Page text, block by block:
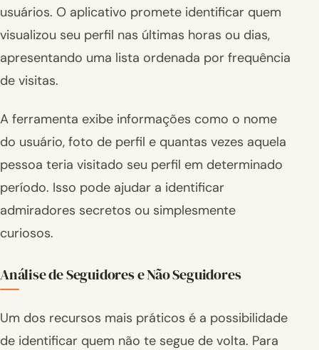
usuários. O aplicativo promete identificar quem
visualizou seu perfil nas últimas horas ou dias,
apresentando uma lista ordenada por frequência
de visitas.
A ferramenta exibe informações como o nome
do usuário, foto de perfil e quantas vezes aquela
pessoa teria visitado seu perfil em determinado
período. Isso pode ajudar a identificar
admiradores secretos ou simplesmente
curiosos.
Análise de Seguidores e Não Seguidores
Um dos recursos mais práticos é a possibilidade
de identificar quem não te segue de volta. Para